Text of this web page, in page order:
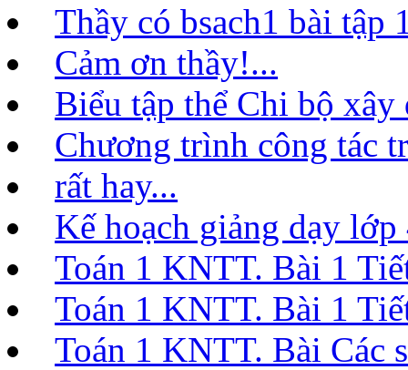
Thầy có bsach1 bài tập
Cảm ơn thầy!...
Biểu tập thể Chi bộ
Chương trình công tác
rất hay...
Kế hoạch giảng dạy
Toán 1 KNTT. Bài 1
Toán 1 KNTT. Bài 1
Toán 1 KNTT. Bài Các